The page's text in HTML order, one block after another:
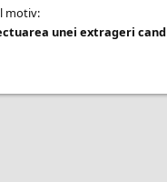
motiv:
unei extrageri cand